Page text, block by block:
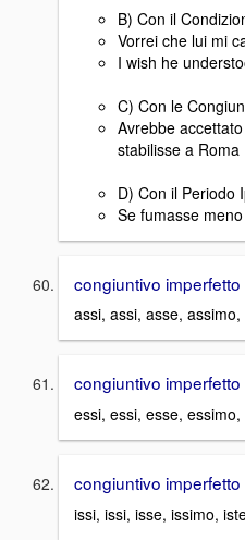
B) Con il
Vorrei che lui mi
I wish he
C) Con le
Avrebbe
stabilisse a Roma
D) Con il Periodo
Se fumasse
congiuntivo
assi, assi, asse,
congiuntivo
essi, essi, esse,
congiuntivo
issi, issi, isse, issimo,